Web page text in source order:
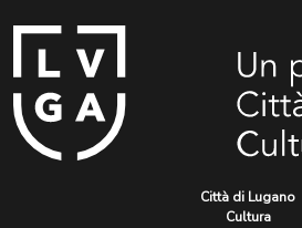
Città di Lugano
Cultura